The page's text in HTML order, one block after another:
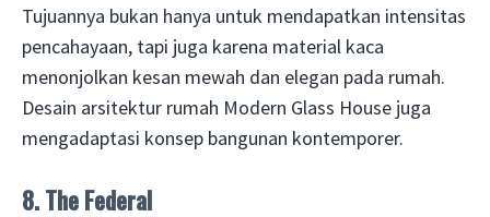
Tujuannya bukan hanya untuk mendapatkan intensitas
pencahayaan, tapi juga karena material kaca
menonjolkan kesan mewah dan elegan pada rumah.
Desain arsitektur rumah Modern Glass House juga
mengadaptasi konsep bangunan kontemporer.
8. The Federal